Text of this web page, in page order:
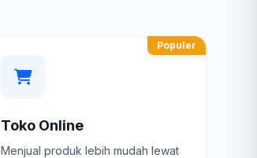
Populer
Toko Online
Menjual produk lebih mudah lewat